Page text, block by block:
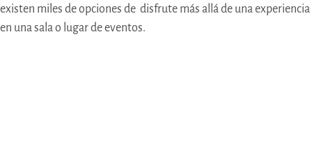
existen miles de opciones de disfrute más allá de una experiencia
en una sala o lugar de eventos.